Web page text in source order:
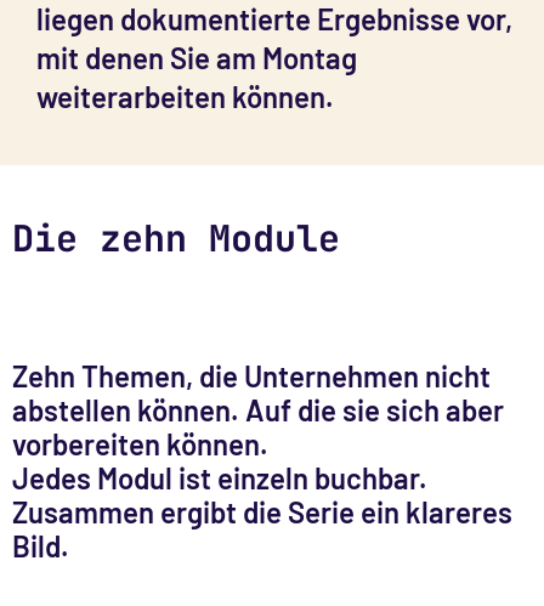
liegen dokumentierte Ergebnisse vor,
mit denen Sie am Montag
weiterarbeiten können.
Die zehn Module
Zehn Themen, die Unternehmen nicht
abstellen können. Auf die sie sich aber
vorbereiten können.
Jedes Modul ist einzeln buchbar.
Zusammen ergibt die Serie ein klareres
Bild.